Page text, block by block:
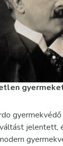
jelentett,